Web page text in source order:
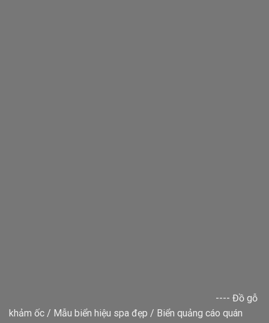
---- Đồ gỗ
khảm ốc / Mẫu biển hiệu spa đẹp / Biển quảng cáo quán